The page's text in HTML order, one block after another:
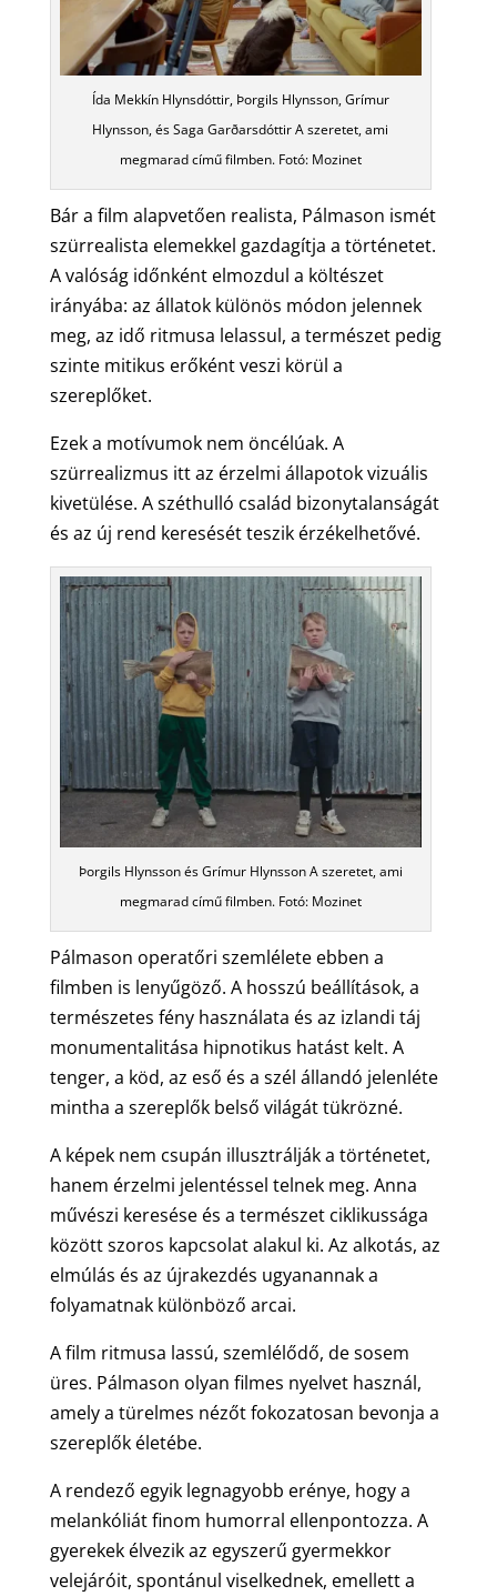
Ída Mekkín Hlynsdóttir, Þorgils Hlynsson, Grímur
Hlynsson, és Saga Garðarsdóttir A szeretet, ami
megmarad című filmben. Fotó: Mozinet
Bár a film alapvetően realista, Pálmason ismét
szürrealista elemekkel gazdagítja a történetet.
A valóság időnként elmozdul a költészet
irányába: az állatok különös módon jelennek
meg, az idő ritmusa lelassul, a természet pedig
szinte mitikus erőként veszi körül a
szereplőket.
Ezek a motívumok nem öncélúak. A
szürrealizmus itt az érzelmi állapotok vizuális
kivetülése. A széthulló család bizonytalanságát
és az új rend keresését teszik érzékelhetővé.
Þorgils Hlynsson és Grímur Hlynsson A szeretet, ami
megmarad című filmben. Fotó: Mozinet
Pálmason operatőri szemlélete ebben a
filmben is lenyűgöző. A hosszú beállítások, a
természetes fény használata és az izlandi táj
monumentalitása hipnotikus hatást kelt. A
tenger, a köd, az eső és a szél állandó jelenléte
mintha a szereplők belső világát tükrözné.
A képek nem csupán illusztrálják a történetet,
hanem érzelmi jelentéssel telnek meg. Anna
művészi keresése és a természet ciklikussága
között szoros kapcsolat alakul ki. Az alkotás, az
elmúlás és az újrakezdés ugyanannak a
folyamatnak különböző arcai.
A film ritmusa lassú, szemlélődő, de sosem
üres. Pálmason olyan filmes nyelvet használ,
amely a türelmes nézőt fokozatosan bevonja a
szereplők életébe.
A rendező egyik legnagyobb erénye, hogy a
melankóliát finom humorral ellenpontozza. A
gyerekek élvezik az egyszerű gyermekkor
velejáróit, spontánul viselkednek, emellett a